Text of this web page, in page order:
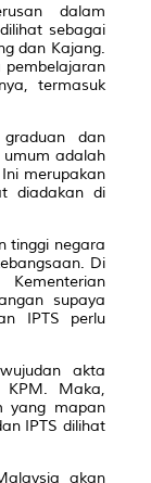
dalam
sebagai
dan Kajang.
termasuk
dan
umum adalah
merupakan
diadakan di
tinggi negara
Di
supaya
IPTS perlu
akta
KPM. Maka,
yang mapan
IPTS dilihat
akan